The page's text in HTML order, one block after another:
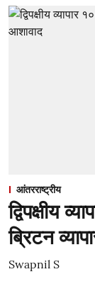
आंतरराष्ट्रीय
द्विपक्षीय
ब्रिटन
Swapnil S